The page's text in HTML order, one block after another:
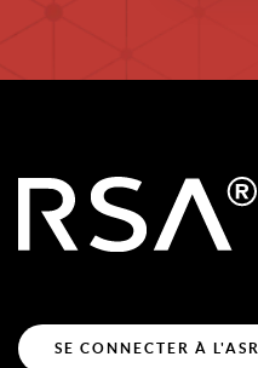
SE CONNECTER À L'ASR